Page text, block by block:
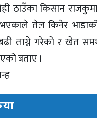
ठाउँका किसान
तेल किनेर
लाग्ने गरेको र खेत
बताए ।